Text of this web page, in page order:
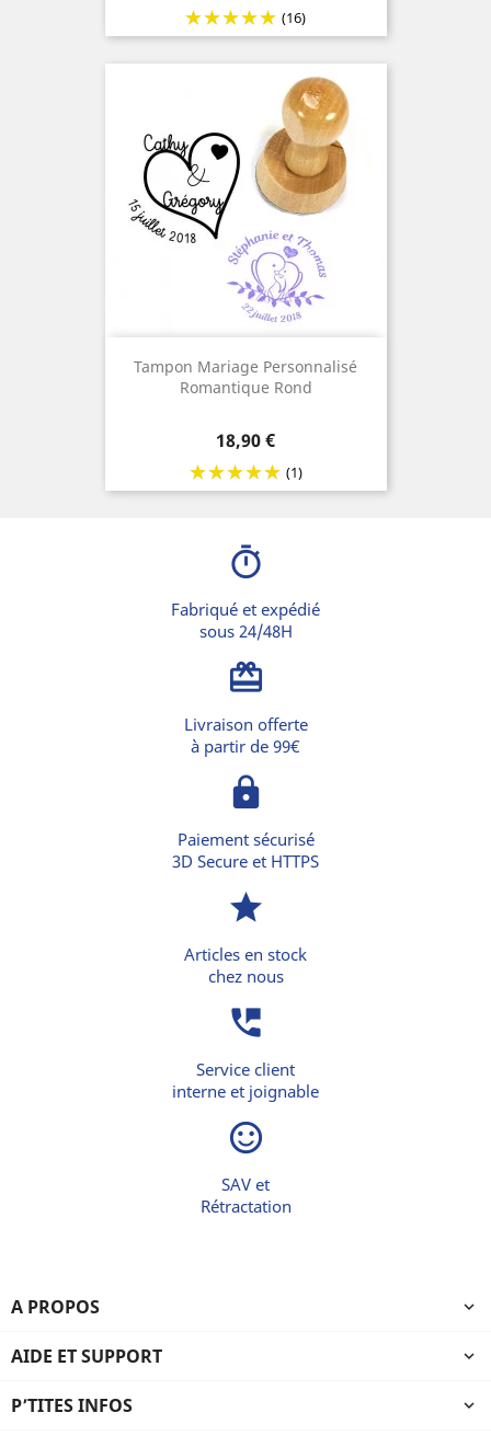
(16)
Tampon Mariage Personnalisé
Romantique Rond
Prix
18,90 €
(1)
timer
Fabriqué et expédié
sous 24/48H
card_giftcard
Livraison offerte
à partir de 99€
lock
Paiement sécurisé
3D Secure et HTTPS
star
Articles en stock
chez nous
perm_phone_msg
Service client
interne et joignable
sentiment_satisfied_alt
SAV et
Rétractation
A PROPOS 
AIDE ET SUPPORT 
P’TITES INFOS 